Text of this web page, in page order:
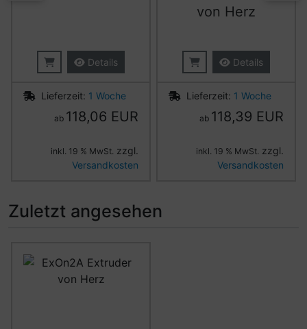
Details
Lieferzeit: 1 Woche
ab 118,06 EUR
inkl. 19 % MwSt. zzgl.
Versandkosten
von Herz
Details
Lieferzeit: 1 Woche
ab 118,39 EUR
inkl. 19 % MwSt. zzgl.
Versandkosten
Zuletzt angesehen